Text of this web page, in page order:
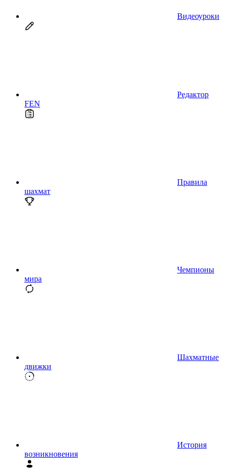
Видеоуроки
Редактор
FEN
Правила
шахмат
Чемпионы
мира
Шахматные
движки
История
возникновения